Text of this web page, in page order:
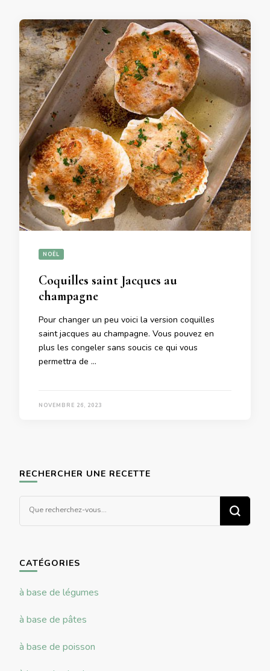
NOËL
Coquilles saint Jacques au
champagne
Pour changer un peu voici la version coquilles
saint jacques au champagne. Vous pouvez en
plus les congeler sans soucis ce qui vous
permettra de …
NOVEMBRE 26, 2023
RECHERCHER UNE RECETTE
CATÉGORIES
à base de légumes
à base de pâtes
à base de poisson